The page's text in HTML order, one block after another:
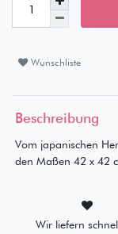
Wunschliste
Beschreibung
Vom japanischen
den Maßen 42 x 42
Wir liefern